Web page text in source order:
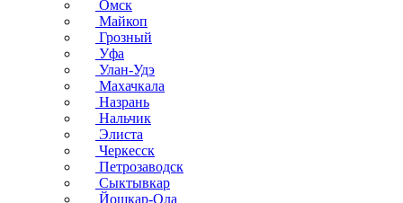
Омск
Майкоп
Грозный
Уфа
Улан-Удэ
Махачкала
Назрань
Нальчик
Элиста
Черкесск
Петрозаводск
Сыктывкар
Йошкар-Ола